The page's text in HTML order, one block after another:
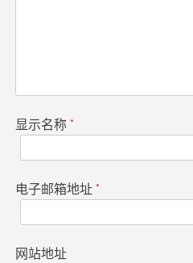
显示名称 *
电子邮箱地址 *
网站地址